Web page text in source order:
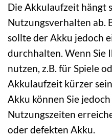
Die Akkulaufzeit hängt
Nutzungsverhalten ab.
sollte der Akku jedoch
durchhalten. Wenn Sie
nutzen, z.B. für Spiele
Akkulaufzeit kürzer
Akku können Sie
Nutzungszeiten
oder defekten Akku.